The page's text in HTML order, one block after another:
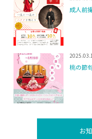
成人前
桃の節
お